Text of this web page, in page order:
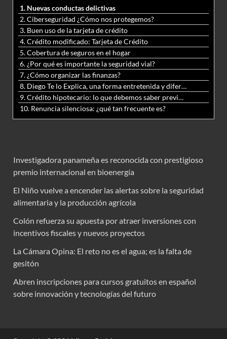
1. Nuevas conductas delictivas
2. Ciberseguridad ¿Cómo nos protegemos?
3. Buen uso de la tarjeta de crédito
4. Crédito modificado: Tarjeta de Crédito
5. Cobertura de seguros en el hogar
6. ¿Por qué es importante la seguridad vial?
7. ¿Cómo organizar las finanzas?
8. Diego Te lo Explica, una forma entretenida y diferente de aprender matemáticas y ciencias
9. Crédito hipotecario: lo que debemos saber previo a adquirir nuestra vivienda
10. Renuncia silenciosa: ¿qué tan frecuente es?
Investigadora panameña es reconocida con prestigioso
premio internacional en bioenergía
El Niño vuelve a encender las alertas sobre la seguridad
alimentaria y la producción agrícola
Colón refuerza su apuesta por atraer inversiones con
incentivos fiscales y nuevos proyectos
La Cámara Opina: El reto no es el agua; es la falta de
gesitón
Abren inscripciones para cursos gratuitos en español
sobre innovación y tecnologías del futuro